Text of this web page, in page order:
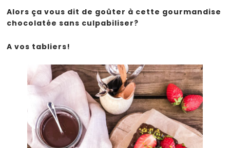
Alors ça vous dit de goûter à cette gourmandise
chocolatée sans culpabiliser?
A vos tabliers!